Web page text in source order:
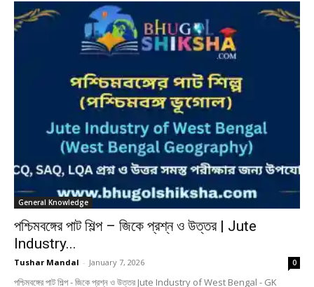
General Knowledge
পশ্চিমবঙ্গের পাট শিল্প – জিকে প্রশ্ন ও উত্তর | Jute
Industry...
Tushar Mandal - January 7, 2026 0
পশ্চিমবঙ্গের পাট শিল্প - জিকে প্রশ্ন ও উত্তর Jute Industry of West Bengal - GK